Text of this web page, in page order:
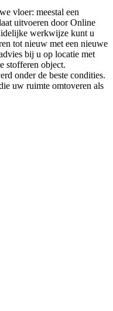
vloer: meestal een
uitvoeren door Online
werkwijze kunt u
tot nieuw met een nieuwe
bij u op locatie met
stofferen object.
onder de beste condities.
uw ruimte omtoveren als